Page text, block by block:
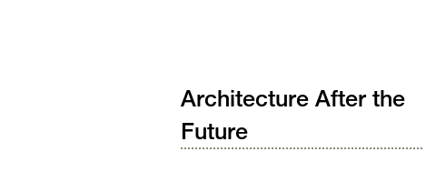
Architecture After the
Future